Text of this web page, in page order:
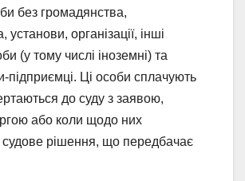
без громадянства,
установи, організації, інші
(у тому числі іноземні) та
підприємці. Ці особи сплачують
до суду з заявою,
або коли щодо них
судове рішення, що передбачає